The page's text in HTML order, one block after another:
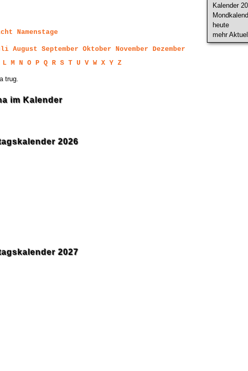
Namenstage
August September Oktober November Dezember
L M N O P Q R S T U V W X Y Z
trug.
im Kalender
2026
2027
Kalender
heute
mehr